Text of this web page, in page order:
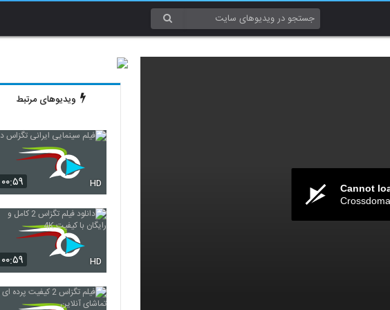
Cannot
ویدیوهای مرتبط
۰۰:۵۹ HD
۰۰:۵۹ HD